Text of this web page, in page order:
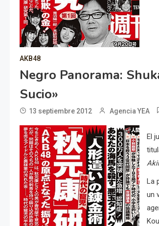
AKB48
Negro Panorama:
Sucio»
13 septiembre 2012 Agencia YEA
El
La
un